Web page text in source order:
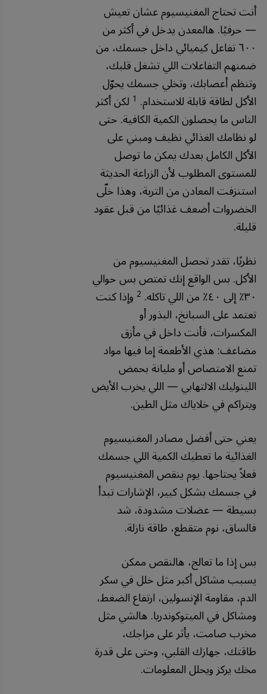
أنت تحتاج المغنيسيوم عشان تعيش
— حرفيًا. هالمعدن يدخل في أكثر من
٦٠٠ تفاعل كيميائي داخل جسمك، من
ضمنهم التفاعلات اللي تشغل قلبك،
وتنظم أعصابك، وتخلي جسمك يحوّل
الأكل لطاقة قابلة للاستخدام. 1 لكن أكثر
الناس ما يحصلون الكمية الكافية. حتى
لو نظامك الغذائي نظيف ومبني على
الأكل الكامل بعدك يمكن ما توصل
للمستوى المطلوب لأن الزراعة الحديثة
استنزفت المعادن من التربة، وهذا خلّى
الخضروات أضعف غذائيًا من قبل عقود
قليلة.
نظريًا، تقدر تحصل المغنيسيوم من
الأكل. بس الواقع إنك تمتص بس حوالي
٣٠٪ إلى ٤٠٪ من اللي تاكله. 2 وإذا كنت
تعتمد على السبانخ، البذور أو
المكسرات، فأنت داخل في مأزق
مضاعف: هذي الأطعمة إما فيها مواد
تمنع الامتصاص أو مليانة بحمض
اللينوليك الالتهابي — اللي يخرب الأيض
ويتراكم في خلاياك مثل الطين.
يعني حتى أفضل مصادر المغنيسيوم
الغذائية ما تعطيك الكمية اللي جسمك
فعلاً يحتاجها. يوم ينقص المغنيسيوم
في جسمك بشكل كبير، الإشارات تبدأ
بسيطة — عضلات مشدودة، شد
فالساق، نوم متقطع، طاقة نازلة.
بس إذا ما تعالج، هالنقص ممكن
يسبب مشاكل أكبر مثل خلل في سكر
الدم، مقاومة الإنسولين، ارتفاع الضغط،
ومشاكل في الميتوكوندريا. هالشي مثل
مخرب صامت، يأثر على مزاجك،
طاقتك، جهازك القلبي، وحتى على قدرة
مخك يركز ويحلل المعلومات.